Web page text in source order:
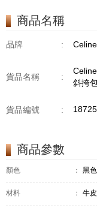
商品名稱
品牌 :
貨品名稱 :
斜挎
貨品編號 :
商品參數
顏色 ： 黑色
材料 ： 牛皮